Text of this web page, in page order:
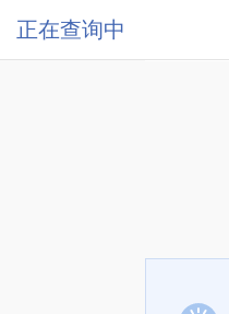
正在查询中